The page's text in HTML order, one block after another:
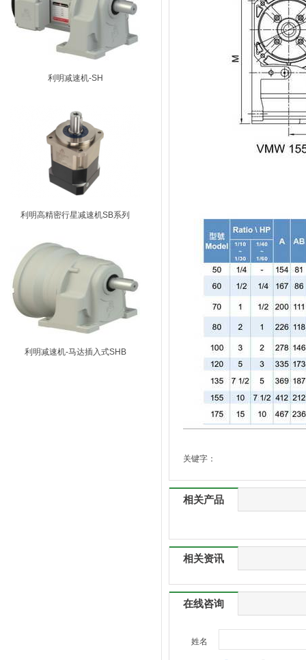
利明减速机-SH
利明高精密行星减速机SB系列
利明减速机-马达插入式SHB
关键字：
相关产品
相关资讯
在线咨询
姓名